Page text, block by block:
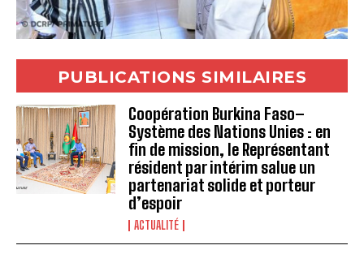
PUBLICATIONS SIMILAIRES
Coopération Burkina Faso–
Système des Nations Unies : en
fin de mission, le Représentant
résident par intérim salue un
partenariat solide et porteur
d’espoir
ACTUALITÉ